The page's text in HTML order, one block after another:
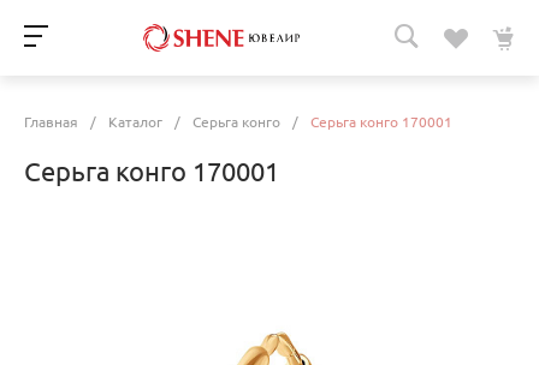
Главная / Каталог / Серьга конго / Серьга конго 170001
Серьга конго 170001